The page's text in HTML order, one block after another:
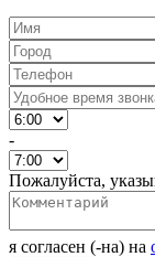
-
Пожалуйста,
я согласен (-на) на